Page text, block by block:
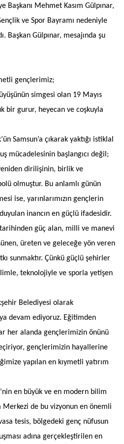
Başkanı Mehmet Kasım Gülpınar,
ve Spor Bayramı nedeniyle
Başkan Gülpınar, mesajında şu
gençlerimiz;
simgesi olan 19 Mayıs
bir gurur, heyecan ve coşkuyla
Samsun’a çıkarak yaktığı istiklal
mücadelesinin başlangıcı değil;
dirilişinin, birlik ve
olmuştur. Bu anlamlı günün
ise, yarınlarımızın gençlerin
inancın en güçlü ifadesidir.
güç alan, milli ve manevi
üreten ve geleceğe yön veren
sunmaktır. Çünkü güçlü şehirler
teknolojiyle ve sporla yetişen
Belediyesi olarak
devam ediyoruz. Eğitimden
her alanda gençlerimizin önünü
gençlerimizin hayallerine
yapılan en kıymetli yatırım
en büyük ve en modern bilim
Merkezi de bu vizyonun en önemli
tesis, bölgedeki genç nüfusun
adına gerçekleştirilen en